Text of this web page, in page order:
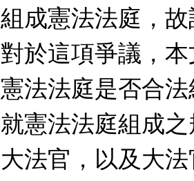
組成憲法法庭，
對於這項爭議，
憲法法庭是否合
就憲法法庭組成
大法官，以及大